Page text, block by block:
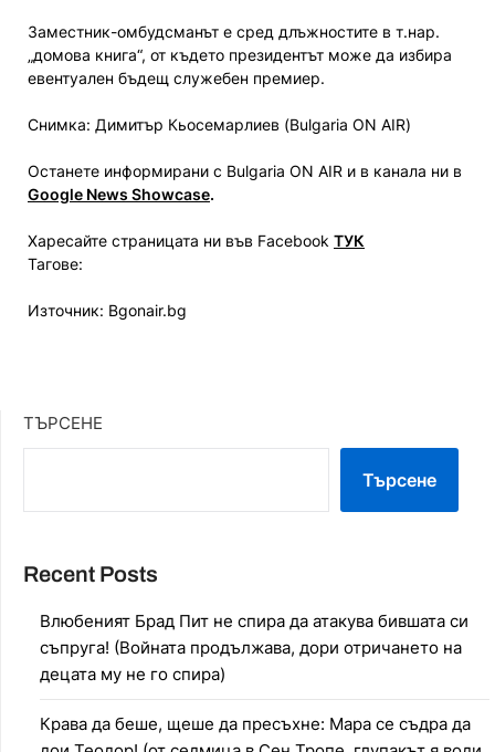
Заместник-омбудсманът е сред длъжностите в т.нар.
„домова книга“, от където президентът може да избира
евентуален бъдещ служебен премиер.
Снимка: Димитър Кьосемарлиев (Bulgaria ON AIR)
Останете информирани с Bulgaria ON AIR и в канала ни в
Google News Showcase.
Харесайте страницата ни във Facebook ТУК
Тагове:
Източник: Bgonair.bg
ТЪРСЕНЕ
Търсене
Recent Posts
Влюбеният Брад Пит не спира да атакува бившата си
съпруга! (Войната продължава, дори отричането на
децата му не го спира)
Крава да беше, щеше да пресъхне: Мара се съдра да